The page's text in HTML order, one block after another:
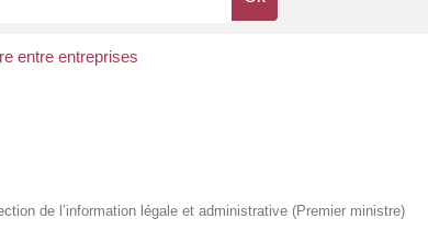
entre entreprises
de l’information légale et administrative (Premier ministre)